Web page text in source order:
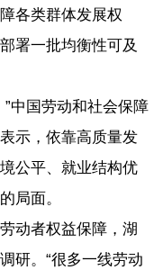
各类群体发展权
署一批均衡性可及
中国劳动和社会保障
示，依靠高质量发
公平、就业结构优
局面。
动者权益保障，湖
研。“很多一线劳动